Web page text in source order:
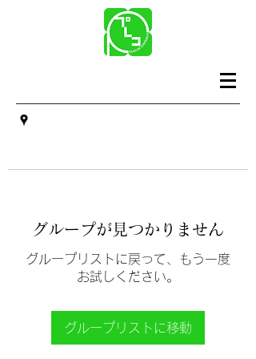
グループが見つかりません
グループリストに戻って、もう一度
お試しください。
グループリストに移動